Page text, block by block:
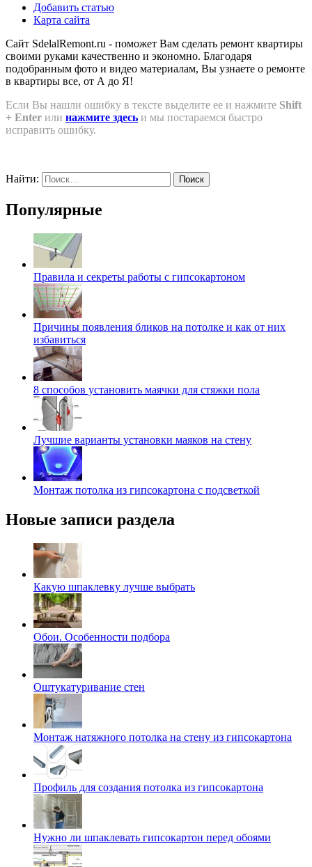
Добавить статью
Карта сайта
Сайт SdelalRemont.ru - поможет Вам сделать ремонт квартиры
своими руками качественно и экономно. Благодаря
подобранным фото и видео материалам, Вы узнаете о ремонте
в квартиры все, от А до Я!
Если Вы нашли ошибку в тексте выделите ее и нажмите Shift
+ Enter или нажмите здесь и мы постараемся быстро
исправить ошибку.
Найти:
Популярные
Правила и секреты работы с гипсокартоном
Причины появления бликов на потолке и как от них
избавиться
8 способов установить маячки для стяжки пола
Лучшие варианты установки маяков на стену
Монтаж потолка из гипсокартона с подсветкой
Новые записи раздела
Какую шпаклевку лучше выбрать
Обои. Особенности подбора
Оштукатуривание стен
Монтаж натяжного потолка на стену из гипсокартона
Профиль для создания потолка из гипсокартона
Нужно ли шпаклевать гипсокартон перед обоями